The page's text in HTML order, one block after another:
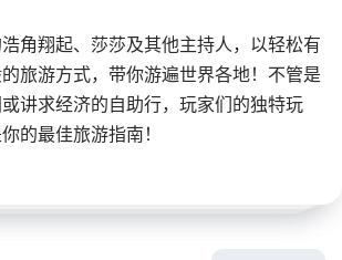
角翔起、莎莎及其他主持人，以轻松有
旅游方式，带你游遍世界各地！不管是
讲求经济的自助行，玩家们的独特玩
的最佳旅游指南！